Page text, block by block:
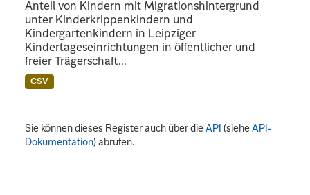
Anteil von Kindern mit Migrationshintergrund
unter Kinderkrippenkindern und
Kindergartenkindern in Leipziger
Kindertageseinrichtungen in öffentlicher und
freier Trägerschaft...
CSV
Sie können dieses Register auch über dieAPI (sieheAPI-
Dokumentation) abrufen.